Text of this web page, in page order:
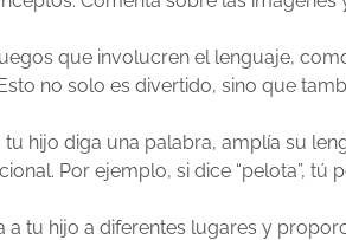
que involucren el lenguaje,
no solo es divertido, sino que
tu hijo diga una palabra, amplía su
Por ejemplo, si dice “pelota”, tú
a tu hijo a diferentes lugares y